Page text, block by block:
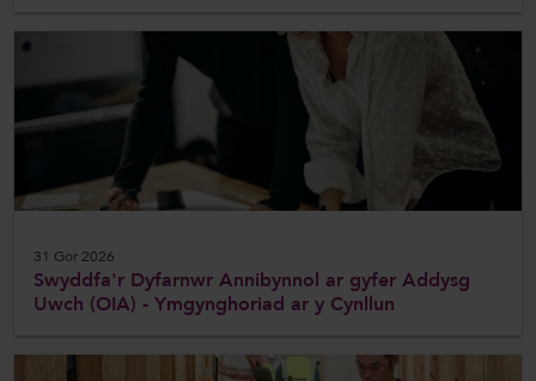
31 Gor 2026
Swyddfa'r Dyfarnwr Annibynnol ar gyfer Addysg
Uwch (OIA) - Ymgynghoriad ar y Cynllun